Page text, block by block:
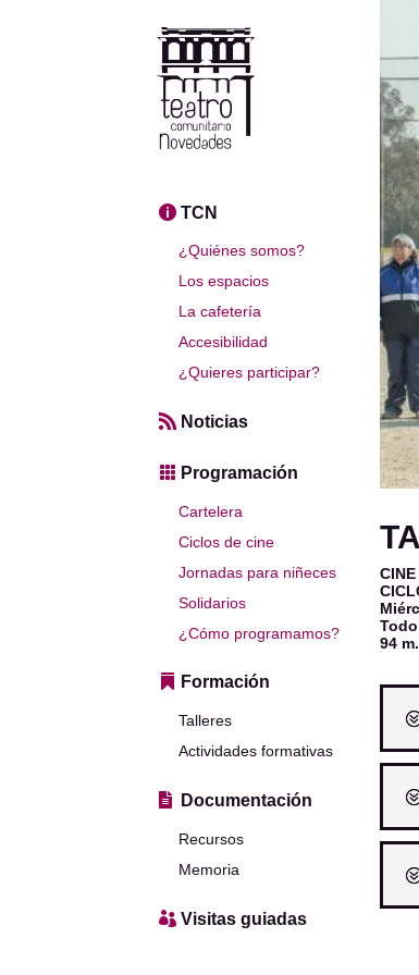
TCN
¿Quiénes somos?
Los espacios
La cafetería
Accesibilidad
¿Quieres participar?
Noticias
Programación
Cartelera
Ciclos de cine
Jornadas para niñeces
Solidarios
¿Cómo programamos?
Formación
Talleres
Actividades formativas
Documentación
Recursos
Memoria
Visitas guiadas
94 m.